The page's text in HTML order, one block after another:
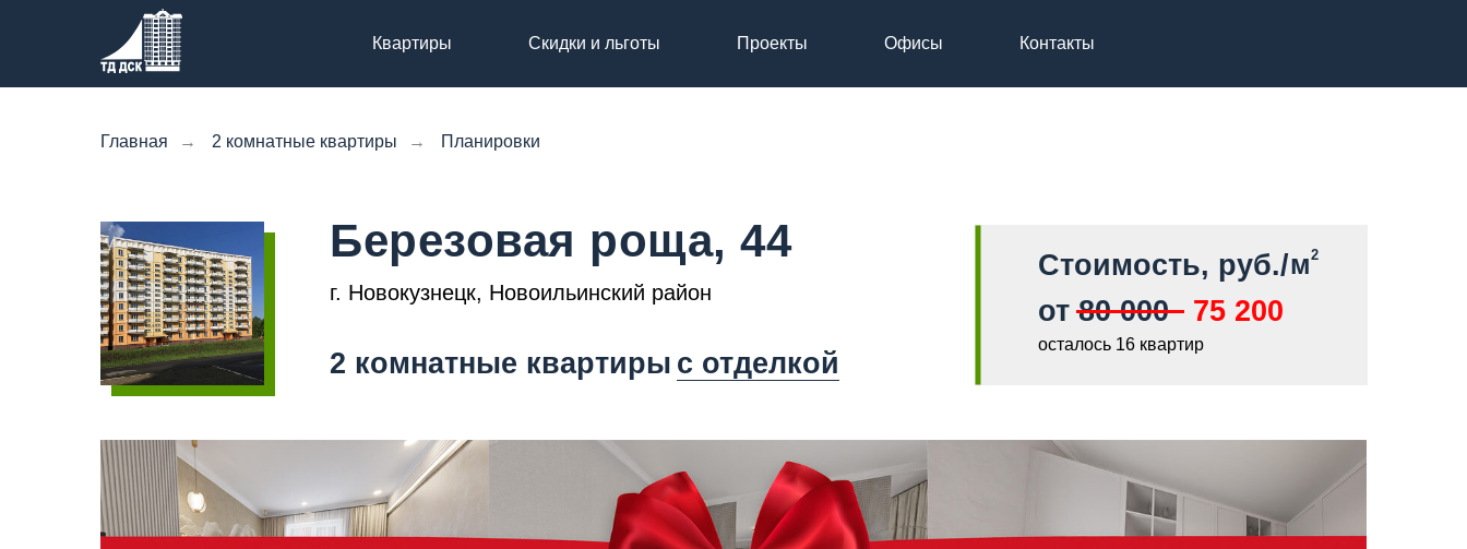
Квартиры Скидки и льготы Проекты Офисы Контакты
Главная → 2 комнатные квартиры → Планировки
Березовая роща, 44
г. Новокузнецк, Новоильинский район
2 комнатные квартиры с отделкой
Стоимость, руб./м2
от 80 000
осталось 16 квартир
75 200